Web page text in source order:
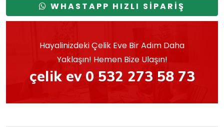
WHASTAPP HIZLI SİPARİŞ
Hayalinizdeki Çelik Eve Bir Adım Daha
Yaklaşın! Hemen Bize Ulaşın!
çelik ev 0 532 273 58 73